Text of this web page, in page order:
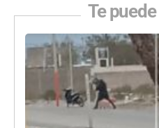
Te puede